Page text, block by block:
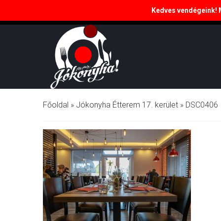
Főoldal » Jókonyha Étterem 17. kerület » DSC0406
Kedves